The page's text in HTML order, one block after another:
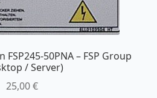
50PNA – FSP Group
/ Server)
25,00€